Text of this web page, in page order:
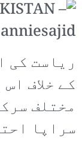
ریاست کی
کے خلاف
مختلف
سراپا